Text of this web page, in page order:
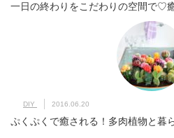
一日の終わりをこだわりの空間で♡
DIY 2016.06.20
ぷくぷくで癒される！多肉植物と暮